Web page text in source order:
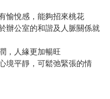
愉悅感，能夠招來桃花
辦公室的和諧及人脈關係就
，人緣更加暢旺
境平靜，可鬆弛緊張的情